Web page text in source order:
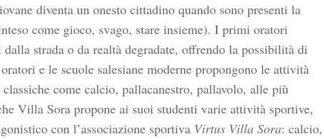
diventa un onesto cittadino quando sono presenti la
come gioco, svago, stare insieme). I primi oratori
strada o da realtà degradate, offrendo la possibilità di
e le scuole salesiane moderne propongono le attività
come calcio, pallacanestro, pallavolo, alle più
Villa Sora propone ai suoi studenti varie attività sportive,
con l’associazione sportiva Virtus Villa Sora: calcio,